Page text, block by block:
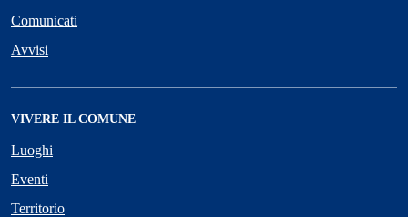
Comunicati
Avvisi
VIVERE IL COMUNE
Luoghi
Eventi
Territorio